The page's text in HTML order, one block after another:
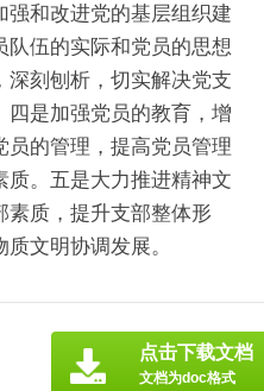
强和改进党的基层组织建
伍的实际和党员的思想
深刻刨析，切实解决党支
四是加强党员的教育，增
员的管理，提高党员管理
质。五是大力推进精神文
素质，提升支部整体形
文明协调发展。
点击下载文档
文档为doc格式